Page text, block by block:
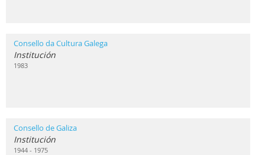
Consello da Cultura Galega
Institución
1983
Consello de Galiza
Institución
1944 - 1975